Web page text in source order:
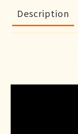
Description